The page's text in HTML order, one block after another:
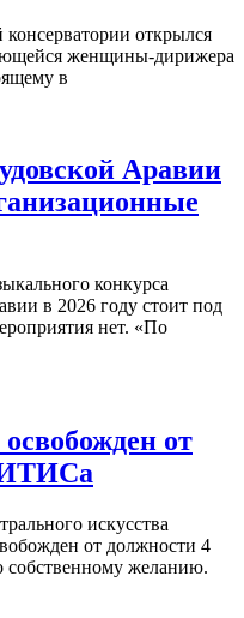
открылся
женщины-дирижера
в
Аравии
конкурса
в 2026 году стоит под
нет. «По
от
искусства
от должности 4
собственному желанию.